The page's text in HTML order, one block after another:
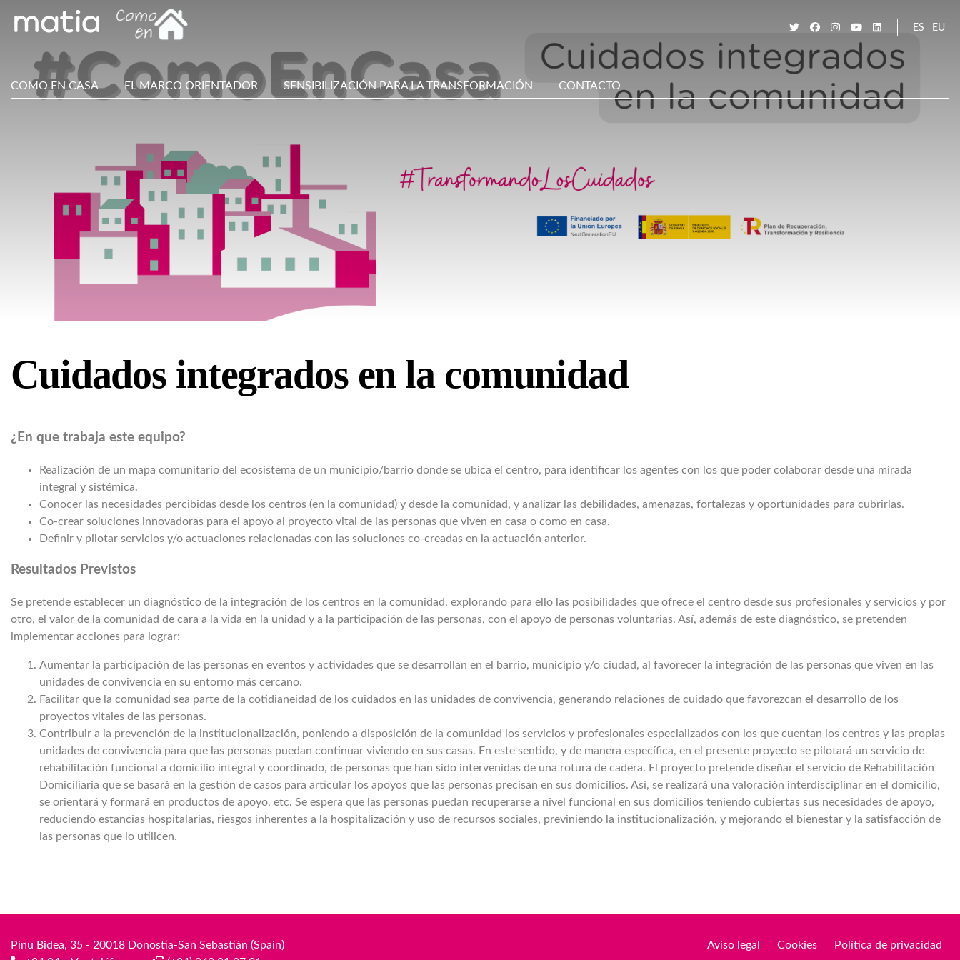
ES EU
Main
COMO EN CASA EL MARCO ORIENTADOR SENSIBILIZACIÓN PARA LA TRANSFORMACIÓN CONTACTO
Cuidados integrados en la comunidad
¿En que trabaja este equipo?
Realización de un mapa comunitario del ecosistema de un municipio/barrio donde se ubica el centro, para identificar los agentes con los que poder colaborar desde una mirada
integral y sistémica.
Conocer las necesidades percibidas desde los centros (en la comunidad) y desde la comunidad, y analizar las debilidades, amenazas, fortalezas y oportunidades para cubrirlas.
Co-crear soluciones innovadoras para el apoyo al proyecto vital de las personas que viven en casa o como en casa.
Definir y pilotar servicios y/o actuaciones relacionadas con las soluciones co-creadas en la actuación anterior.
Resultados Previstos
Se pretende establecer un diagnóstico de la integración de los centros en la comunidad, explorando para ello las posibilidades que ofrece el centro desde sus profesionales y servicios y por
otro, el valor de la comunidad de cara a la vida en la unidad y a la participación de las personas, con el apoyo de personas voluntarias. Así, además de este diagnóstico, se pretenden
implementar acciones para lograr:
Aumentar la participación de las personas en eventos y actividades que se desarrollan en el barrio, municipio y/o ciudad, al favorecer la integración de las personas que viven en las
unidades de convivencia en su entorno más cercano.
Facilitar que la comunidad sea parte de la cotidianeidad de los cuidados en las unidades de convivencia, generando relaciones de cuidado que favorezcan el desarrollo de los
proyectos vitales de las personas.
Contribuir a la prevención de la institucionalización, poniendo a disposición de la comunidad los servicios y profesionales especializados con los que cuentan los centros y las propias
unidades de convivencia para que las personas puedan continuar viviendo en sus casas. En este sentido, y de manera específica, en el presente proyecto se pilotará un servicio de
rehabilitación funcional a domicilio integral y coordinado, de personas que han sido intervenidas de una rotura de cadera. El proyecto pretende diseñar el servicio de Rehabilitación
Domiciliaria que se basará en la gestión de casos para articular los apoyos que las personas precisan en sus domicilios. Así, se realizará una valoración interdisciplinar en el domicilio,
se orientará y formará en productos de apoyo, etc. Se espera que las personas puedan recuperarse a nivel funcional en sus domicilios teniendo cubiertas sus necesidades de apoyo,
reduciendo estancias hospitalarias, riesgos inherentes a la hospitalización y uso de recursos sociales, previniendo la institucionalización, y mejorando el bienestar y la satisfacción de
las personas que lo utilicen.
Pinu Bidea, 35 - 20018 Donostia-San Sebastián (Spain)
Aviso legal Cookies Política de privacidad